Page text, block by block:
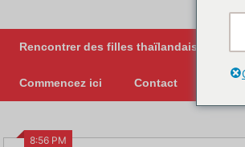
Rencontrer des filles thaïlandaises
Commencez ici Contact
8:56 PM